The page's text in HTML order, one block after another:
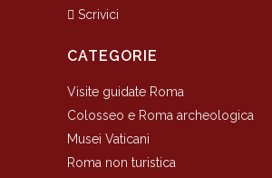
Scrivici
CATEGORIE
Visite guidate Roma
Colosseo e Roma archeologica
Musei Vaticani
Roma non turistica